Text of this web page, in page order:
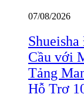
07/08/2026
Cầu với
Tảng
Hỗ Trợ